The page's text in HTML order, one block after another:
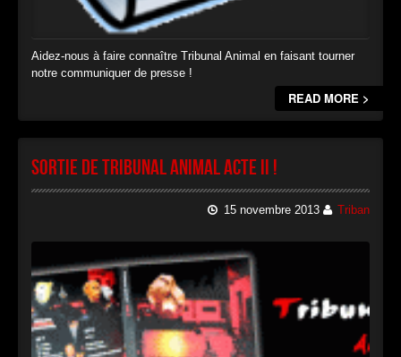
Aidez-nous à faire connaître Tribunal Animal en faisant tourner
notre communiquer de presse !
READ MORE >
Sortie de Tribunal Animal Acte II !
15 novembre 2013 Triban